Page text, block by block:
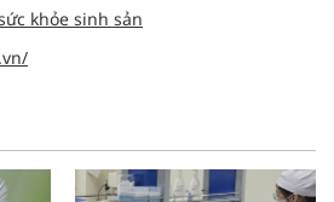
khỏe sinh sản